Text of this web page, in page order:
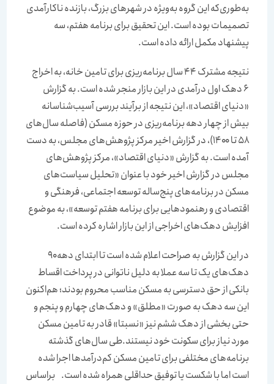
به‌طوری‌که این گروه به‌ویژه در شهرهای بزرگ، بازنده ناکارآمدی
تصمیمات بوده است. این تحقیق برای برنامه هفتم، سه
پیشنهاد مکمل ارائه داده است.
نتیجه مشترک ۴۴ سال برنامه‌‌‌ریزی برای تامین خانه، به اخراج
۶ دهک اول درآمدی در این بازار منجر شده است. به گزارش
«دنیای اقتصاد»، این نتیجه از برآیند بررسی آسیب‌‌‌شناسانه
بیش از چهار دهه برنامه‌‌‌ریزی در حوزه مسکن (فاصله سال‌‌‌های
۵۸ تا ۱۴۰۰)، در گزارش اخیر مرکز پژوهش‌‌‌های مجلس، به دست
آمده است. به گزارش «دنیای اقتصاد»، مرکز پژوهش‌‌‌های
مجلس در گزارش اخیر خود با عنوان «تحلیل سیاست‌‌‌های
مسکن در برنامه‌‌‌های پنج‌‌‌ساله توسعه اجتماعی، فرهنگی و
اقتصادی و رهنمودهایی برای برنامه هفتم توسعه»، به موضوع
افزایش دهک‌‌‌های اخراجی از این بازار اشاره کرده است.
در این گزارش به صراحت اعلام شده است تا ابتدای دهه ۹۰
دهک‌‌‌های یک تا سه عملا به دلیل ناتوانی در پرداخت اقساط
بانکی از حق دسترسی به مسکن مناسب محروم بودند؛ هم‌‌‌اکنون
این سه دهک به صورت «مطلق» و دهک‌‌‌های چهارم و پنجم و
حتی بخشی از دهک ششم نیز «نسبتا» قادر به تامین مسکن
مورد نیاز برای سکونت خود نیستند.طی سال‌‌‌های گذشته
برنامه‌‌‌های مختلفی برای تامین مسکن کم‌‌‌درآمدها اجرا شده
است اما با شکست یا توفیق حداقلی همراه شده است. براساس